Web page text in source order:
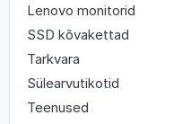
Lenovo monitorid
SSD kõvakettad
Tarkvara
Sülearvutikotid
Teenused